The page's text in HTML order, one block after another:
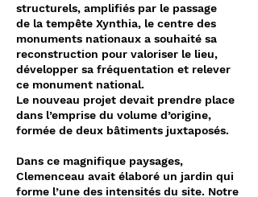
structurels, amplifiés par le passage
de la tempête Xynthia, le centre des
monuments nationaux a souhaité sa
reconstruction pour valoriser le lieu,
développer sa fréquentation et relever
ce monument national.
Le nouveau projet devait prendre place
dans l’emprise du volume d’origine,
formée de deux bâtiments juxtaposés.
Dans ce magnifique paysages,
Clemenceau avait élaboré un jardin qui
forme l’une des intensités du site. Notre